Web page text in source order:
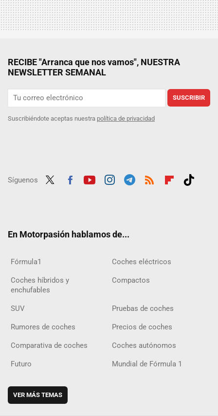
RECIBE "Arranca que nos vamos", NUESTRA
NEWSLETTER SEMANAL
SUSCRIBIR
Suscribiéndote aceptas nuestra política de privacidad
Síguenos
En Motorpasión hablamos de...
Fórmula1 Coches eléctricos
Coches híbridos y
enchufables
Compactos
SUV Pruebas de coches
Rumores de coches Precios de coches
Comparativa de coches Coches autónomos
Futuro Mundial de Fórmula 1
VER MÁS TEMAS